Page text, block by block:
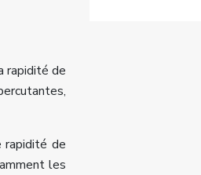
rapidité de
rapidité de
les